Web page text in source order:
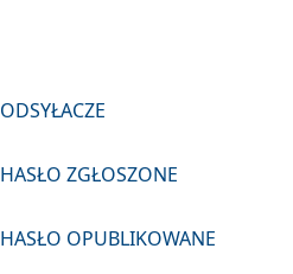
ODSYŁACZE
HASŁO ZGŁOSZONE
HASŁO OPUBLIKOWANE